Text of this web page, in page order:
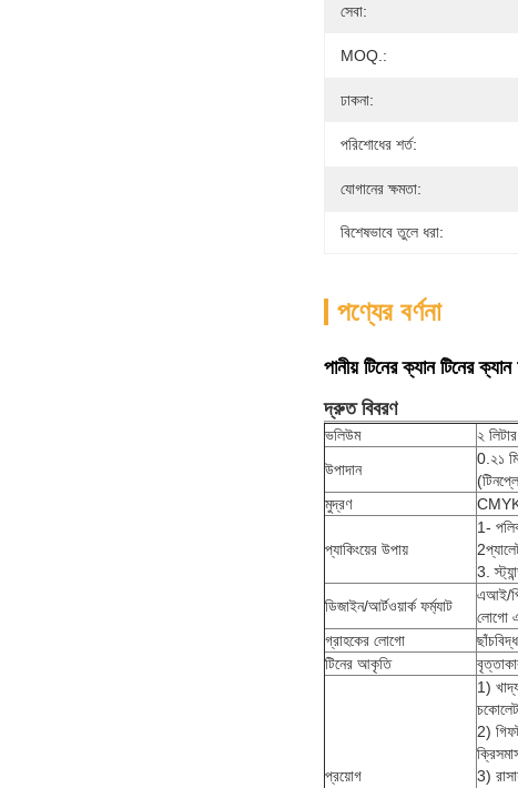
সেবা:
MOQ.:
ঢাকনা:
পরিশোধের শর্ত:
যোগানের ক্ষমতা:
বিশেষভাবে তুলে ধরা:
পণ্যের বর্ণনা
পানীয় টিনের ক্যান টিনের
দ্রুত বিবরণ
ভলিউম
২ লিটার
উপাদান
0.২১
মুদ্রণ
প্যাকিংয়ের উপায়
1-
3.
ডিজাইন/আর্টওয়ার্ক ফর্ম্যাট
এআই/
লোগো
গ্রাহকের লোগো
টিনের আকৃতি
প্রয়োগ
1)
2)
3)